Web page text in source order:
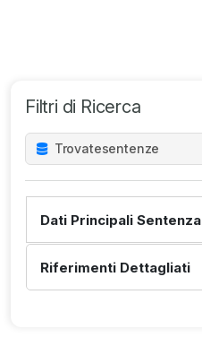
Filtri di Ricerca
Trovatesentenze
Dati Principali Sentenza
Riferimenti Dettagliati